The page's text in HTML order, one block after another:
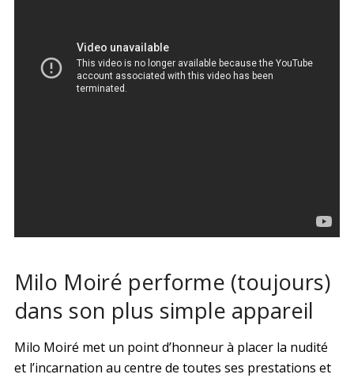
Milo Moiré performe (toujours)
dans son plus simple appareil
Milo Moiré met un point d’honneur à placer la nudité
et l’incarnation au centre de toutes ses prestations et